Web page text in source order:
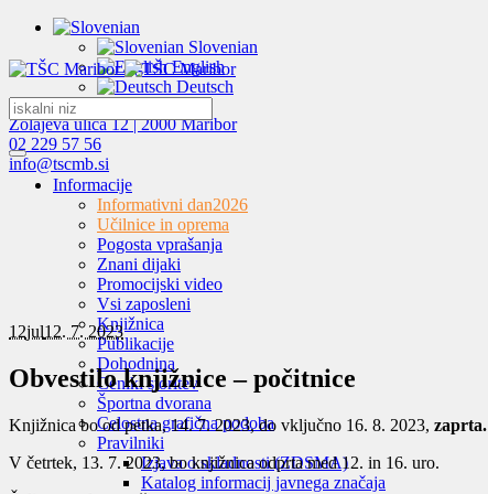
Slovenian
English
Deutsch
Zolajeva ulica 12 | 2000 Maribor
02 229 57 56
info@tscmb.si
Informacije
Informativni dan2026
Učilnice in oprema
Pogosta vprašanja
Znani dijaki
Promocijski video
Vsi zaposleni
Knjižnica
Publikacije
Dohodnina
Ceniki storitev
Športna dvorana
Celostna grafična podoba
Pravilniki
Izjava o skladnosti (ZDSMA)
Katalog informacij javnega značaja
12jul12. 7. 2023
Obvestilo knjižnice – počitnice
Knjižnica bo od petka, 14. 7. 2023, do vključno 16. 8. 2023, zaprta.
V četrtek, 13. 7. 2023, bo knjižnica odprta med 12. in 16. uro.